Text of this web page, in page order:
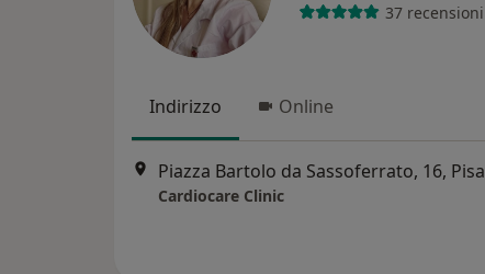
37 recensioni
Indirizzo Online
Piazza Bartolo da Sassoferrato, 16, Pisa
Cardiocare Clinic